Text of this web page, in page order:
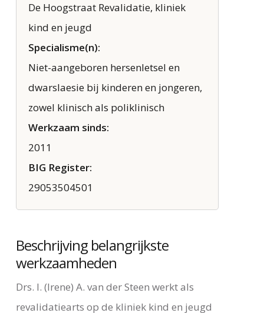
De Hoogstraat Revalidatie, kliniek
kind en jeugd
Specialisme(n):
Niet-aangeboren hersenletsel en
dwarslaesie bij kinderen en jongeren,
zowel klinisch als poliklinisch
Werkzaam sinds:
2011
BIG Register:
29053504501
Beschrijving belangrijkste
werkzaamheden
Drs. I. (Irene) A. van der Steen werkt als
revalidatiearts op de kliniek kind en jeugd